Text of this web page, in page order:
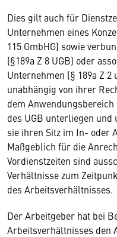
Dies gilt auch für
Unternehmen eines
115 GmbHG) sowie
(§189a Z 8 UGB) oder
Unternehmen (§ 189a Z 2
unabhängig von ihrer
dem
des UGB unterliegen und
sie ihren Sitz im In- oder
Maßgeblich für die
Vordienstzeiten sind
Verhältnisse zum
des Arbeitsverhältnisses.
Der Arbeitgeber hat bei
Arbeitsverhältnisses den